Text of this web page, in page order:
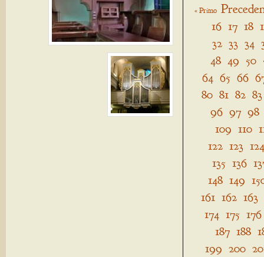
« Primo
16 17 18
32 33 34
48 49 50
64 65 66
80 81 82 83
96 97 98
109 110
122 123 124
135 136
148 149
161 162 163
174 175 176
187 188
199 200